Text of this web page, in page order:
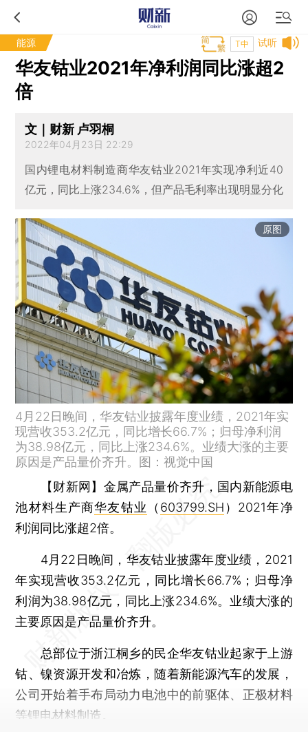
能源 试听
T中
华友钴业2021年净利润同比涨超2
倍
文｜财新 卢羽桐
2022年04月23日 22:29
国内锂电材料制造商华友钴业2021年实现净利近40
亿元，同比上涨234.6%，但产品毛利率出现明显分化
原图
4月22日晚间，华友钴业披露年度业绩，2021年实
现营收353.2亿元，同比增长66.7%；归母净利润
为38.98亿元，同比上涨234.6%。业绩大涨的主要
原因是产品量价齐升。图：视觉中国
【财新网】 金属产品量价齐升，国内新能源电
池材料生产商华友钴业 （ 603799.SH ）2021年净
利润同比涨超2倍。
4月22日晚间，华友钴业披露年度业绩，2021
年实现营收353.2亿元，同比增长66.7%；归母净
利润为38.98亿元，同比上涨234.6%。业绩大涨的
主要原因是产品量价齐升。
总部位于浙江桐乡的民企华友钴业起家于上游
钴、镍资源开发和冶炼，随着新能源汽车的发展，
公司开始着手布局动力电池中的前驱体、正极材料
等锂电材料制造。